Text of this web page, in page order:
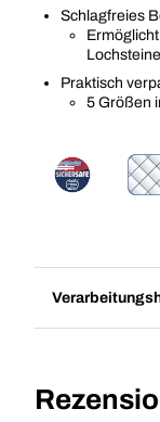
Schlagfreies
Praktisch
5 Größen